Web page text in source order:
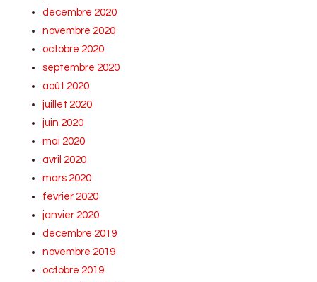
décembre 2020
novembre 2020
octobre 2020
septembre 2020
août 2020
juillet 2020
juin 2020
mai 2020
avril 2020
mars 2020
février 2020
janvier 2020
décembre 2019
novembre 2019
octobre 2019